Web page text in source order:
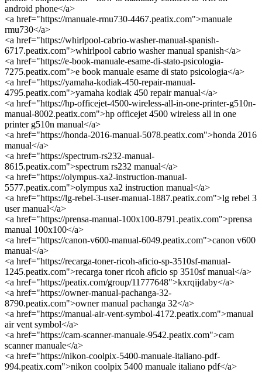
android phone</a>
<a href="https://manuale-rmu730-4467.peatix.com">manuale
rmu730</a>
<a href="https://whirlpool-cabrio-washer-manual-spanish-
6717.peatix.com">whirlpool cabrio washer manual spanish</a>
<a href="https://e-book-manuale-esame-di-stato-psicologia-
7275.peatix.com">e book manuale esame di stato psicologia</a>
<a href="https://yamaha-kodiak-450-repair-manual-
4795.peatix.com">yamaha kodiak 450 repair manual</a>
<a href="https://hp-officejet-4500-wireless-all-in-one-printer-g510n-
manual-8002.peatix.com">hp officejet 4500 wireless all in one
printer g510n manual</a>
<a href="https://honda-2016-manual-5078.peatix.com">honda 2016
manual</a>
<a href="https://spectrum-rs232-manual-
8615.peatix.com">spectrum rs232 manual</a>
<a href="https://olympus-xa2-instruction-manual-
5577.peatix.com">olympus xa2 instruction manual</a>
<a href="https://lg-rebel-3-user-manual-1887.peatix.com">lg rebel 3
user manual</a>
<a href="https://prensa-manual-100x100-8791.peatix.com">prensa
manual 100x100</a>
<a href="https://canon-v600-manual-6049.peatix.com">canon v600
manual</a>
<a href="https://recarga-toner-ricoh-aficio-sp-3510sf-manual-
1245.peatix.com">recarga toner ricoh aficio sp 3510sf manual</a>
<a href="https://peatix.com/group/11777648">kxrqijdaby</a>
<a href="https://owner-manual-pachanga-32-
8790.peatix.com">owner manual pachanga 32</a>
<a href="https://manual-air-vent-symbol-4172.peatix.com">manual
air vent symbol</a>
<a href="https://cam-scanner-manuale-9542.peatix.com">cam
scanner manuale</a>
<a href="https://nikon-coolpix-5400-manuale-italiano-pdf-
994.peatix.com">nikon coolpix 5400 manuale italiano pdf</a>